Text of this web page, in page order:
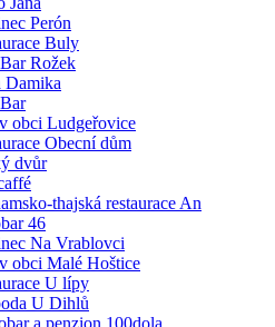
Perón
Buly
Rožek
Damika
obci Ludgeřovice
Obecní dům
dvůr
thajská restaurace An
46
Na Vrablovci
obci Malé Hoštice
U lípy
U Dihlů
a penzion 100dola